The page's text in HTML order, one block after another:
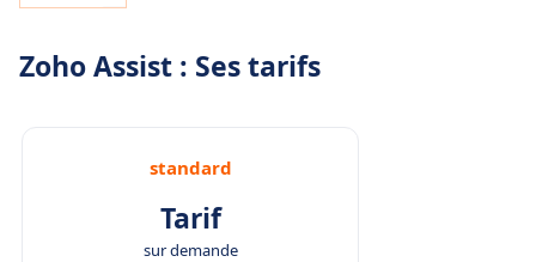
Zoho Assist : Ses tarifs
standard
Tarif
sur demande